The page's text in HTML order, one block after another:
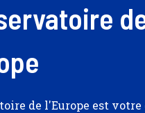
de l'Europe est votre